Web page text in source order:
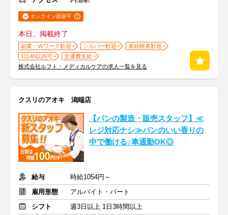
オンライン面接可
本日、掲載終了
副業・Ｗワーク歓迎 シルバー歓迎
未経験者歓迎
1日4h以内可
交通費支給
株式会社ルフト・メディカルケアの求人一覧を見る
クスリのアオキ 潟端店
【パンの製造・販売スタッフ】≪
レジ対応ナシ≫パンのいい香りの
中で働ける♪車通勤OK◎
給与
時給1054円～
雇用形態
アルバイト・パート
シフト
週3日以上 1日3時間以上